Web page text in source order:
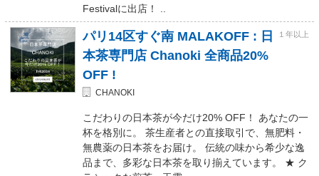
Festivalに出店！ ..
パリ14区すぐ南 MALAKOFF : 日
本茶専門店 Chanoki 全商品20%
OFF !
１年以上
CHANOKI
こだわりの日本茶が今だけ20% OFF！ あなたの一
杯を格別に。 茶生産者との直接取引で、無肥料・
無農薬の日本茶をお届け。 伝統の味から希少な逸
品まで、多彩な日本茶を取り揃えています。 ★ ク